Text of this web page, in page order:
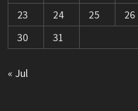
23
24 25 26
30
31
« Jul